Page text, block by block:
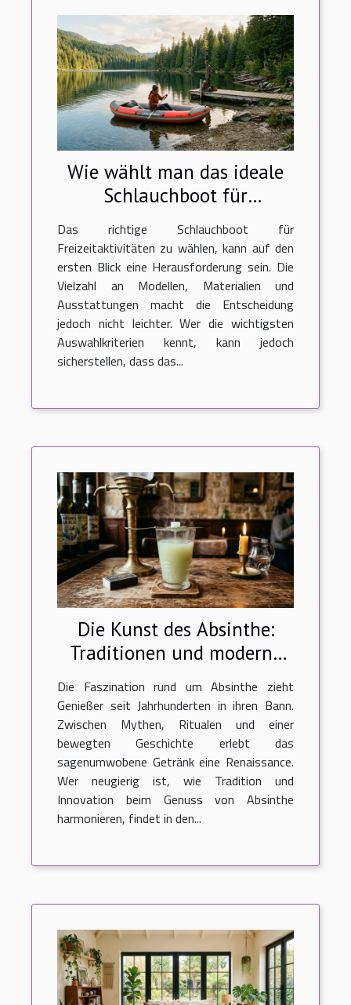
Wie wählt man das ideale
Schlauchboot für
Freizeitaktivitäten aus?
Das richtige Schlauchboot für
Freizeitaktivitäten zu wählen, kann auf den
ersten Blick eine Herausforderung sein. Die
Vielzahl an Modellen, Materialien und
Ausstattungen macht die Entscheidung
jedoch nicht leichter. Wer die wichtigsten
Auswahlkriterien kennt, kann jedoch
sicherstellen, dass das...
Die Kunst des Absinthe:
Traditionen und moderne
Zubereitungsmethoden
Die Faszination rund um Absinthe zieht
Genießer seit Jahrhunderten in ihren Bann.
Zwischen Mythen, Ritualen und einer
bewegten Geschichte erlebt das
sagenumwobene Getränk eine Renaissance.
Wer neugierig ist, wie Tradition und
Innovation beim Genuss von Absinthe
harmonieren, findet in den...